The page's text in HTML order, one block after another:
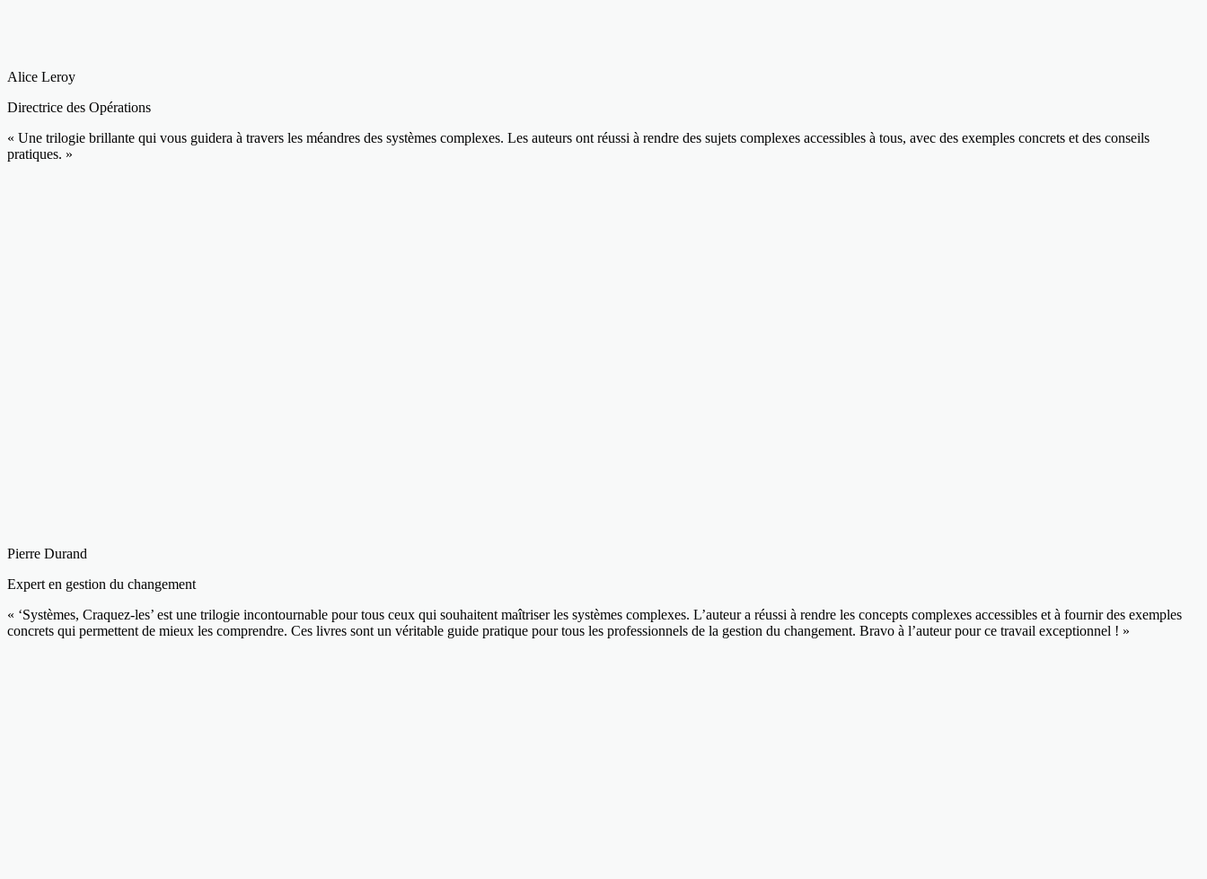
Alice Leroy
Directrice des Opérations
« Une trilogie brillante qui vous guidera à travers les méandres des systèmes complexes. Les auteurs ont réussi à rendre des sujets complexes accessibles à tous, avec des exemples concrets et des conseils
pratiques. »
Pierre Durand
Expert en gestion du changement
« ‘Systèmes, Craquez-les’ est une trilogie incontournable pour tous ceux qui souhaitent maîtriser les systèmes complexes. L’auteur a réussi à rendre les concepts complexes accessibles et à fournir des exemples
concrets qui permettent de mieux les comprendre. Ces livres sont un véritable guide pratique pour tous les professionnels de la gestion du changement. Bravo à l’auteur pour ce travail exceptionnel ! »